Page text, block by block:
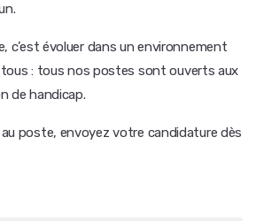
c’est évoluer dans un environnement
tous : tous nos postes sont ouverts aux
de handicap.
poste, envoyez votre candidature dès